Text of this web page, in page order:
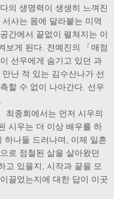
의 생명력이 생생히 느껴진
사는 몸에 달라붙는 미역
간에서 끝없이 펼쳐지는 이
보게 된다. 전예진의 「매점
선우에게 숨기고 있던 과
난 적 있는 김수산나가 선
할 수 없이 나아간다. 선우
최종회에서는 먼저 시우의
시우는 더 이상 배우를 하
하나둘 드러나며, 이제 일흔
로 점철된 삶을 살아왔던
고 있을지, 시작과 끝을 모
끌었는지에 대한 답이 이곳